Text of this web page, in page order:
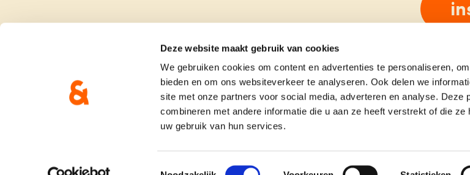
Deze website maakt gebruik van cookies
We gebruiken cookies om content en advertenties te personaliseren,
bieden en om ons websiteverkeer te analyseren. Ook delen we
site met onze partners voor social media, adverteren en analyse. Deze
combineren met andere informatie die u aan ze heeft verstrekt of die
uw gebruik van hun services.
Toestemmingsselectie
onze partij doe mee contact